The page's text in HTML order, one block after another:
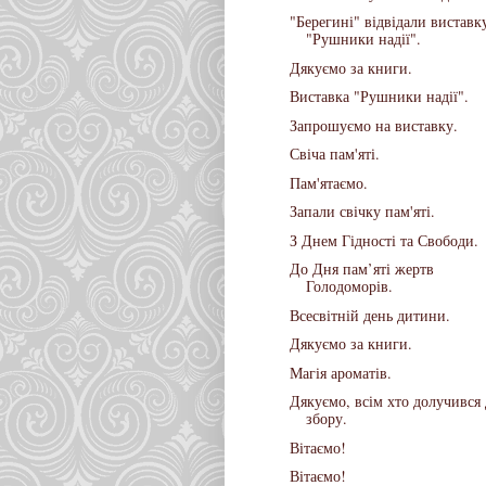
"Берегині" відвідали
"Рушники надії".
Дякуємо за книги.
Виставка "Рушники надії".
Запрошуємо на виставку.
Свіча пам'яті.
Пам'ятаємо.
Запали свічку пам'яті.
З Днем Гідності та Свободи.
До Дня пам’яті жертв
Голодоморів.
Всесвітній день дитини.
Дякуємо за книги.
Магія ароматів.
Дякуємо, всім хто долучився
збору.
Вітаємо!
Вітаємо!